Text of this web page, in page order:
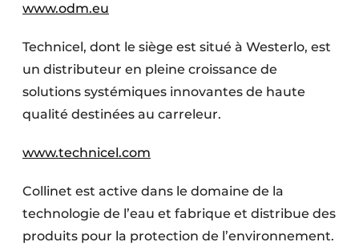
www.odm.eu
Technicel, dont le siège est situé à Westerlo, est
un distributeur en pleine croissance de
solutions systémiques innovantes de haute
qualité destinées au carreleur.
www.technicel.com
Collinet est active dans le domaine de la
technologie de l’eau et fabrique et distribue des
produits pour la protection de l’environnement.